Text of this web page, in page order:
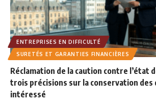
ENTREPRISES EN DIFFICULTÉ
SURETÉS ET GARANTIES FINANCIÈRES
Réclamation de la caution contre l’état
trois précisions sur la conservation
intéressé